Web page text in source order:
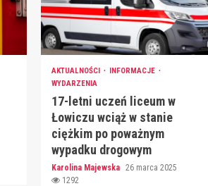
AKTUALNOŚCI
INFORMACJE
WYDARZENIA
17-letni uczeń liceum w
Łowiczu wciąż w stanie
ciężkim po poważnym
wypadku drogowym
Karolina Majewska 26 marca 2025
1292